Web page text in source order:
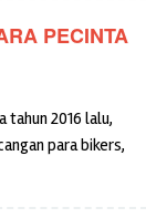
PECINTA
tahun 2016 lalu,
para bikers,